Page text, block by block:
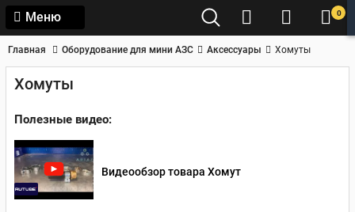
Меню 0
Главная Оборудование для мини АЗС Аксессуары Хомуты
Хомуты
Полезные видео:
Видеообзор товара Хомут